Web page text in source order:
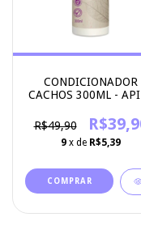
CONDICIONADOR
CACHOS 300ML -
R$49,90
9 x de R$5,39